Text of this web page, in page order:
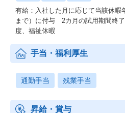
有給：入社した月に応じて当該休暇
まで）に付与 2カ月の試用期間終
度、福祉休暇
手当・福利厚生
通勤手当 残業手当
昇給・賞与